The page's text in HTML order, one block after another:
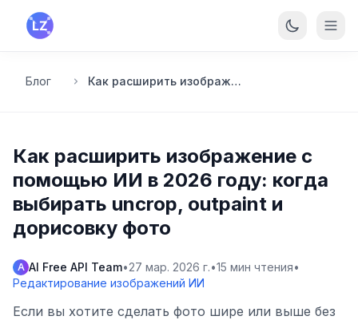
Перейти к основному содержанию
Блог Как расширить изображение с помощью ИИ в 2026 году: когда выбирать uncrop, outpaint и дорисовку фото
Как расширить изображение с
помощью ИИ в 2026 году: когда
выбирать uncrop, outpaint и
дорисовку фото
A AI Free API Team•27 мар. 2026 г.•15 мин чтения•
Редактирование изображений ИИ
Если вы хотите сделать фото шире или выше без